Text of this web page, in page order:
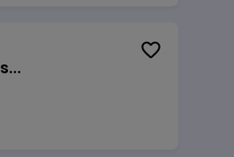
Vyriausiasis automatizavimo sprendimų vystytojas (-a) (Vilnius, LT)